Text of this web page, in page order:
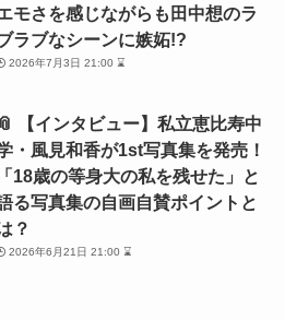
モさを感じながらも田中想のラ
ラブなシーンに嫉妬!?
2026年7月3日 21:00 ⌛
📎 【インタビュー】私立恵比寿中
・風見和香が1st写真集を発売！
「18歳の等身大の私を残せた」と
る写真集の自画自賛ポイントと
？
2026年6月21日 21:00 ⌛